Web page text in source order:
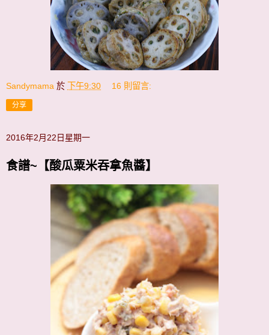
Sandymama 於 下午9:30 16 則留言:
分享
2016年2月22日星期一
食譜~【酸瓜粟米吞拿魚醬】